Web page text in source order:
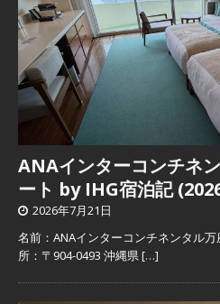
ANAインターコンチネ
ート by IHG宿泊記
2026年7月21日
名前：ANAインターコンチネンタル
所：〒904-0493 沖縄県[…]